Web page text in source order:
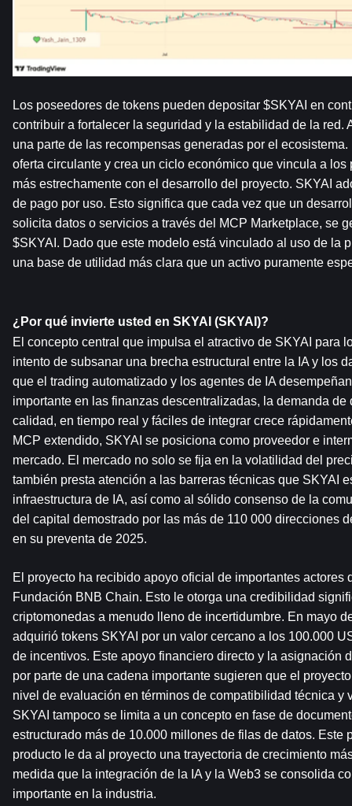
Los poseedores de tokens pueden depositar $SKYAI en
contribuir a fortalecer la seguridad y la estabilidad de la red.
una parte de las recompensas generadas por el
oferta circulante y crea un ciclo económico que vincula a
más estrechamente con el desarrollo del proyecto. SKYAI
de pago por uso. Esto significa que cada vez que un
solicita datos o servicios a través del MCP Marketplace, se
$SKYAI. Dado que este modelo está vinculado al uso de la
una base de utilidad más clara que un activo puramente
¿Por qué invierte usted en SKYAI (SKYAI)?
El concepto central que impulsa el atractivo de SKYAI para
intento de subsanar una brecha estructural entre la IA y los
que el trading automatizado y los agentes de IA
importante en las finanzas descentralizadas, la demanda de
calidad, en tiempo real y fáciles de integrar crece
MCP extendido, SKYAI se posiciona como proveedor e
mercado. El mercado no solo se fija en la volatilidad del
también presta atención a las barreras técnicas que SKYAI
infraestructura de IA, así como al sólido consenso de la
del capital demostrado por las más de 110 000 direcciones
en su preventa de 2025.
El proyecto ha recibido apoyo oficial de importantes actores
Fundación BNB Chain. Esto le otorga una credibilidad
criptomonedas a menudo lleno de incertidumbre. En mayo
adquirió tokens SKYAI por un valor cercano a los 100.000
de incentivos. Este apoyo financiero directo y la asignación
por parte de una cadena importante sugieren que el
nivel de evaluación en términos de compatibilidad técnica y
SKYAI tampoco se limita a un concepto en fase de
estructurado más de 10.000 millones de filas de datos. Este
producto le da al proyecto una trayectoria de crecimiento
medida que la integración de la IA y la Web3 se consolida
importante en la industria.